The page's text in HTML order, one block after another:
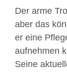
Der arme
aber das
er eine
aufnehmen
Seine